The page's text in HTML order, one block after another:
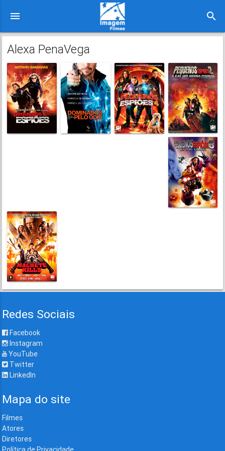
menu search
Alexa PenaVega
Redes Sociais
Facebook
Instagram
YouTube
Twitter
LinkedIn
Mapa do site
Filmes
Atores
Diretores